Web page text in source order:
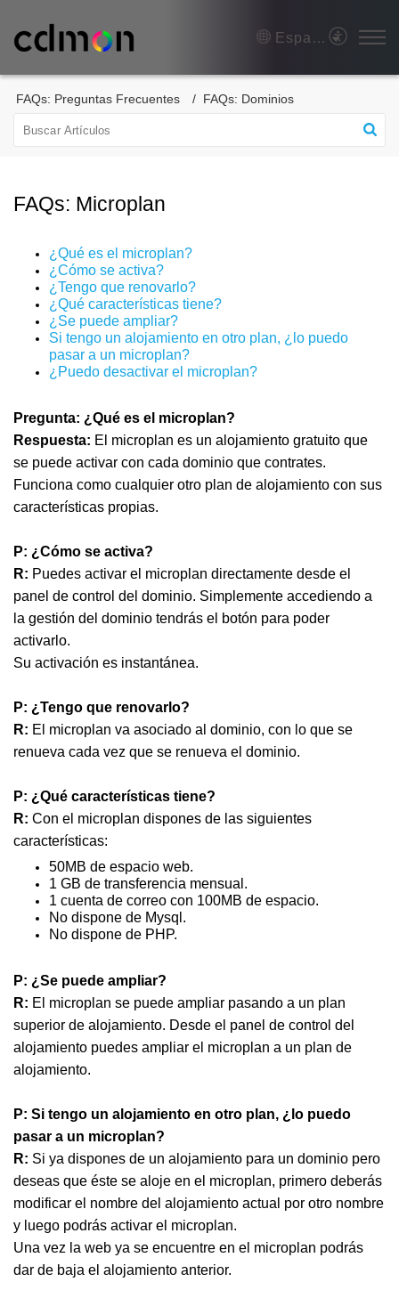
Español (España)
FAQs: Preguntas Frecuentes FAQs: Dominios
FAQs: Microplan
¿Qué es el microplan?
¿Cómo se activa?
¿Tengo que renovarlo?
¿Qué características tiene?
¿Se puede ampliar?
Si tengo un alojamiento en otro plan, ¿lo puedo
pasar a un microplan?
¿Puedo desactivar el microplan?
Pregunta: ¿Qué es el microplan?
Respuesta: El microplan es un alojamiento gratuito que
se puede activar con cada dominio que contrates.
Funciona como cualquier otro plan de alojamiento con sus
características propias.
P: ¿Cómo se activa?
R: Puedes activar el microplan directamente desde el
panel de control del dominio. Simplemente accediendo a
la gestión del dominio tendrás el botón para poder
activarlo.
Su activación es instantánea.
P: ¿Tengo que renovarlo?
R: El microplan va asociado al dominio, con lo que se
renueva cada vez que se renueva el dominio.
P: ¿Qué características tiene?
R: Con el microplan dispones de las siguientes
características:
50MB de espacio web.
1 GB de transferencia mensual.
1 cuenta de correo con 100MB de espacio.
No dispone de Mysql.
No dispone de PHP.
P: ¿Se puede ampliar?
R: El microplan se puede ampliar pasando a un plan
superior de alojamiento. Desde el panel de control del
alojamiento puedes ampliar el microplan a un plan de
alojamiento.
P: Si tengo un alojamiento en otro plan, ¿lo puedo
pasar a un microplan?
R: Si ya dispones de un alojamiento para un dominio pero
deseas que éste se aloje en el microplan, primero deberás
modificar el nombre del alojamiento actual por otro nombre
y luego podrás activar el microplan.
Una vez la web ya se encuentre en el microplan podrás
dar de baja el alojamiento anterior.